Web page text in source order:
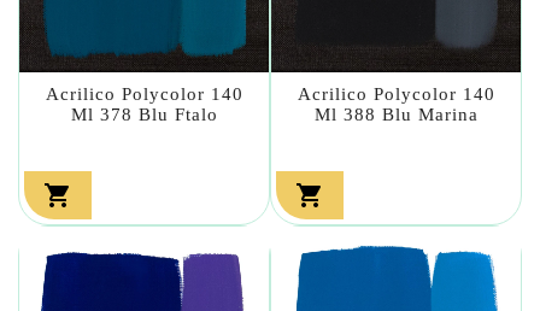
Acrilico Polycolor 140
Ml 378 Blu Ftalo

Acrilico Polycolor 140
Ml 388 Blu Marina
